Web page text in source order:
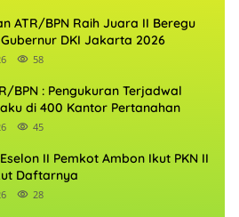
ATR/BPN Raih Juara II Beregu
DKI Jakarta 2026
58
BPN : Pengukuran Terjadwal
di 400 Kantor Pertanahan
45
II Pemkot Ambon Ikut PKN II
Daftarnya
28